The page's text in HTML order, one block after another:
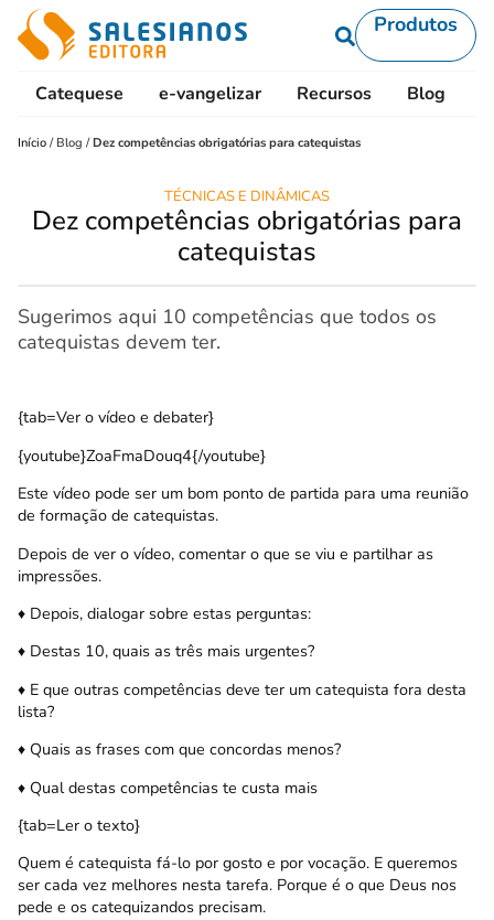
Produtos
Catequese e-vangelizar Recursos Blog
Início / Blog /Dez competências obrigatórias para catequistas
TÉCNICAS E DINÂMICAS
Dez competências obrigatórias para
catequistas
Sugerimos aqui 10 competências que todos os
catequistas devem ter.
{tab=Ver o vídeo e debater}
{youtube}ZoaFmaDouq4{/youtube}
Este vídeo pode ser um bom ponto de partida para uma reunião
de formação de catequistas.
Depois de ver o vídeo, comentar o que se viu e partilhar as
impressões.
♦ Depois, dialogar sobre estas perguntas:
♦ Destas 10, quais as três mais urgentes?
♦ E que outras competências deve ter um catequista fora desta
lista?
♦ Quais as frases com que concordas menos?
♦ Qual destas competências te custa mais
{tab=Ler o texto}
Quem é catequista fá-lo por gosto e por vocação. E queremos
ser cada vez melhores nesta tarefa. Porque é o que Deus nos
pede e os catequizandos precisam.